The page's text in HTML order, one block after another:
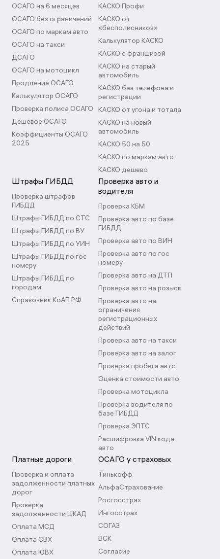
ОСАГО на 6 месяцев
ОСАГО без ограничений
ОСАГО по маркам авто
ОСАГО на такси
ДСАГО
ОСАГО на мотоцикл
Продление ОСАГО
Калькулятор ОСАГО
Проверка полиса ОСАГО
Дешевое ОСАГО
Коэффициенты ОСАГО
2025
КАСКО Профи
КАСКО от
«бесполисников»
Калькулятор КАСКО
КАСКО с франшизой
КАСКО на старый
автомобиль
КАСКО без телефона и
регистрации
КАСКО от угона и тотала
КАСКО на новый
автомобиль
КАСКО 50 на 50
КАСКО по маркам авто
КАСКО дешево
Штрафы ГИБДД
Проверка штрафов
ГИБДД
Штрафы ГИБДД по СТС
Штрафы ГИБДД по ВУ
Штрафы ГИБДД по УИН
Штрафы ГИБДД по гос
номеру
Штрафы ГИБДД по
городам
Справочник КоАП РФ
Проверка авто и
водителя
Проверка КБМ
Проверка авто по базе
ГИБДД
Проверка авто по ВИН
Проверка авто по гос
номеру
Проверка авто на ДТП
Проверка авто на розыск
Проверка авто на
ограничения
регистрационных
действий
Проверка авто на такси
Проверка авто на залог
Проверка пробега авто
Оценка стоимости авто
Проверка мотоцикла
Проверка водителя по
базе ГИБДД
Проверка ЭПТС
Расшифровка VIN кода
авто
Платные дороги
Проверка и оплата
задолженности платных
дорог
Проверка
задолженности ЦКАД
Оплата МСД
Оплата СВХ
Оплата ЮВХ
ОСАГО у страховых
Тинькофф
АльфаСтрахование
Росгосстрах
Ингосстрах
СОГАЗ
ВСК
Согласие